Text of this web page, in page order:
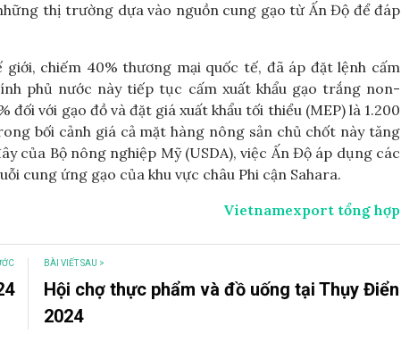
thị trường dựa vào nguồn cung gạo từ Ấn Độ để đáp
chiếm 40% thương mại quốc tế, đã áp đặt lệnh cấm
phủ nước này tiếp tục cấm xuất khẩu gạo trắng non-
với gạo đồ và đặt giá xuất khẩu tối thiểu (MEP) là 1.200
bối cảnh giá cả mặt hàng nông sản chủ chốt này tăng
của Bộ nông nghiệp Mỹ (USDA), việc Ấn Độ áp dụng các
cung ứng gạo của khu vực châu Phi cận Sahara.
Vietnamexport tổng hợp
BÀI VIẾT SAU >
Hội chợ thực phẩm và đồ uống tại Thụy Điển
2024